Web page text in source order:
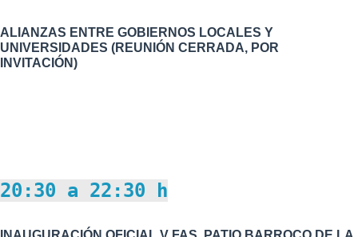
ALIANZAS ENTRE GOBIERNOS LOCALES Y
UNIVERSIDADES (REUNIÓN CERRADA, POR
INVITACIÓN)
20:30 a 22:30 h